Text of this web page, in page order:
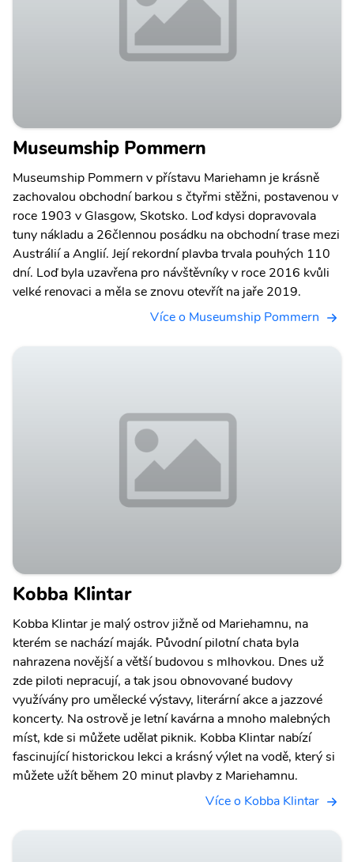
Museumship Pommern
Museumship Pommern v přístavu Mariehamn je krásně
zachovalou obchodní barkou s čtyřmi stěžni, postavenou v
roce 1903 v Glasgow, Skotsko. Loď kdysi dopravovala
tuny nákladu a 26člennou posádku na obchodní trase mezi
Austrálií a Anglií. Její rekordní plavba trvala pouhých 110
dní. Loď byla uzavřena pro návštěvníky v roce 2016 kvůli
velké renovaci a měla se znovu otevřít na jaře 2019.
Více o Museumship Pommern
Kobba Klintar
Kobba Klintar je malý ostrov jižně od Mariehamnu, na
kterém se nachází maják. Původní pilotní chata byla
nahrazena novější a větší budovou s mlhovkou. Dnes už
zde piloti nepracují, a tak jsou obnovované budovy
využívány pro umělecké výstavy, literární akce a jazzové
koncerty. Na ostrově je letní kavárna a mnoho malebných
míst, kde si můžete udělat piknik. Kobba Klintar nabízí
fascinující historickou lekci a krásný výlet na vodě, který si
můžete užít během 20 minut plavby z Mariehamnu.
Více o Kobba Klintar